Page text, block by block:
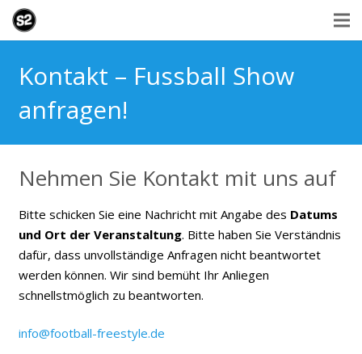
Kontakt – Fussball Show
anfragen!
Nehmen Sie Kontakt mit uns auf
Bitte schicken Sie eine Nachricht mit Angabe des Datums
und Ort der Veranstaltung. Bitte haben Sie Verständnis
dafür, dass unvollständige Anfragen nicht beantwortet
werden können. Wir sind bemüht Ihr Anliegen
schnellstmöglich zu beantworten.
info@football-freestyle.de